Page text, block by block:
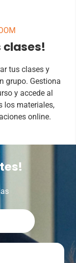
clases!
tus clases y
grupo. Gestiona
y accede al
los materiales,
online.